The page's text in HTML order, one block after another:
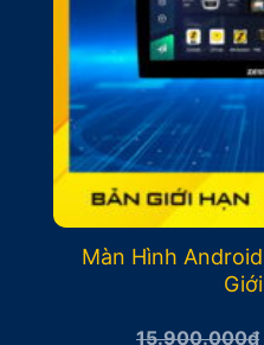
Màn Hình
15.900.000₫